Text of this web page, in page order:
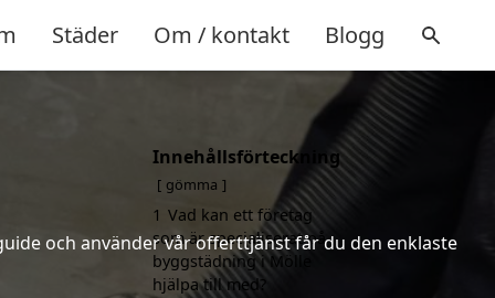
Städer Om / kontakt Blogg
och använder vår offerttjänst får du den enklaste
Innehållsförteckning
gömma
1 Vad kan ett företag
som är specialiserat på
byggstädning i Mölle
hjälpa till med?